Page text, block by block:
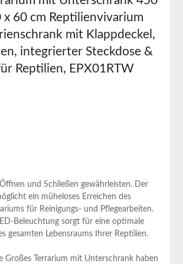
x 60 cm Reptilienvivarium
mit Klappdeckel,
integrierter Steckdose &
Reptilien, EPX01RTW
und Schließen gewährleisten. Der
ein müheloses Erreichen des
für Reinigungs- und Pflegearbeiten.
Beleuchtung sorgt für eine ‍optimale
⁣gesamten Lebensraums Ihrer ‌Reptilien.
Großes Terrarium mit Unterschrank haben